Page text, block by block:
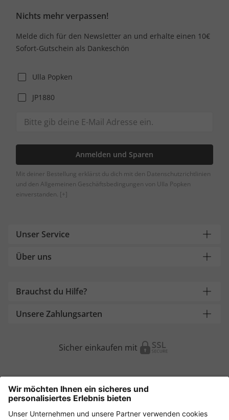
Nichts mehr verpassen!
Melde dich für den Newsletter an und erhalte einen 10€
Sofort-Gutschein als Dankeschön
Ulla Popken
JP1880
Anmelden und Sparen
Mit deiner Bestellung erklärst du dich mit den Datenschutzrichtlinien
und den Allgemeinen Geschäftsbedingungen von Ulla Popken
einverstanden. [+]
Unser Service
Über uns
Brauchst du Hilfe?
Unsere Zahlungsarten
Sicher einkaufen mit
Weitere Onlineshops